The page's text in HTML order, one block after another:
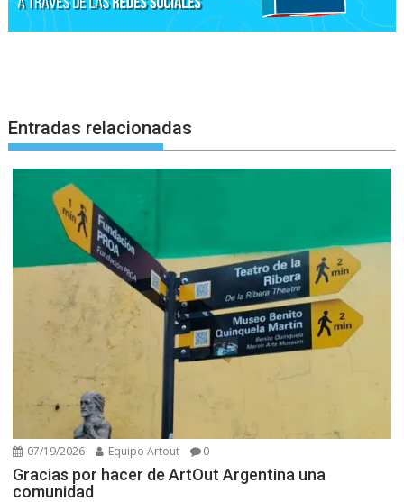
Entradas relacionadas
07/19/2026 Equipo Artout 0
Gracias por hacer de ArtOut Argentina una
comunidad